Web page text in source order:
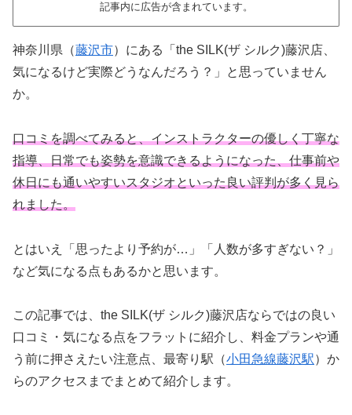
記事内に広告が含まれています。
神奈川県（藤沢市）にある「the SILK(ザ シルク)藤沢店、
気になるけど実際どうなんだろう？」と思っていません
か。
口コミを調べてみると、インストラクターの優しく丁寧な
指導、日常でも姿勢を意識できるようになった、仕事前や
休日にも通いやすいスタジオといった良い評判が多く見ら
れました。
とはいえ「思ったより予約が…」「人数が多すぎない？」
など気になる点もあるかと思います。
この記事では、the SILK(ザ シルク)藤沢店ならではの良い
口コミ・気になる点をフラットに紹介し、料金プランや通
う前に押さえたい注意点、最寄り駅（小田急線藤沢駅）か
らのアクセスまでまとめて紹介します。